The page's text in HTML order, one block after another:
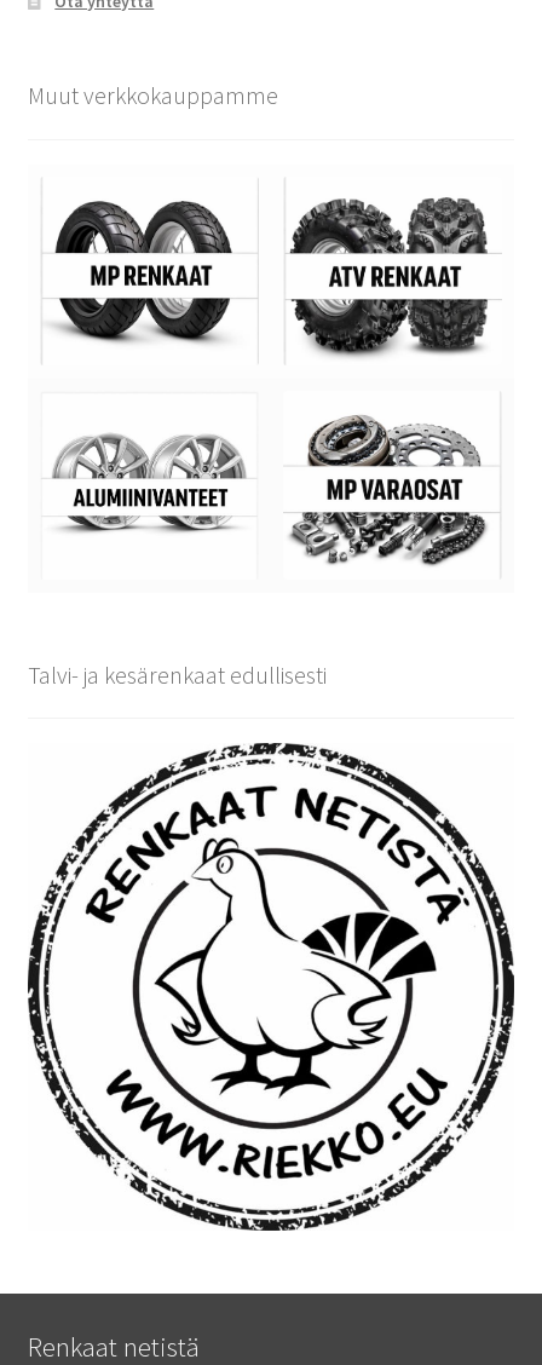
Muut verkkokauppamme
Talvi- ja kesärenkaat edullisesti
Renkaat netistä